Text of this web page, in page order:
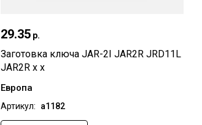
Заготовка ключа JAR-2I JAR2R JRD11L
JAR2R x x
29.35р.
Европа
Артикул: а1182